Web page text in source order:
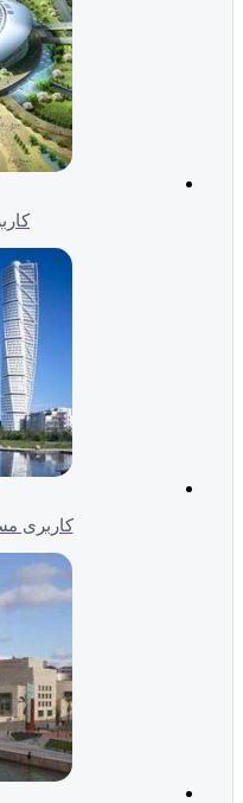
کاربری